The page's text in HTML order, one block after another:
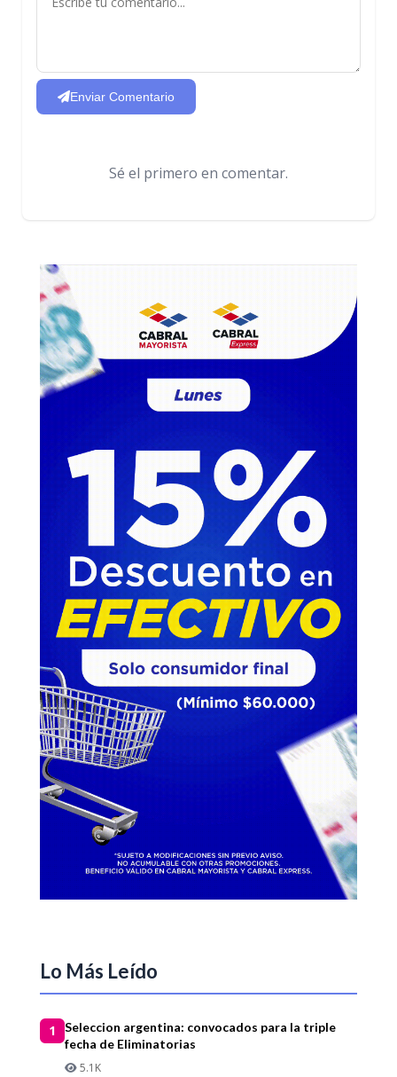
Enviar Comentario
Sé el primero en comentar.
Lo Más Leído
1
Seleccion argentina: convocados para la triple
fecha de Eliminatorias
5.1K